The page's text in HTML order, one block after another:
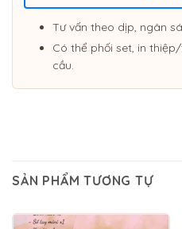
Tư vấn theo dịp, ngân
Có thể phối set, in
cầu.
SẢN PHẨM TƯƠNG TỰ